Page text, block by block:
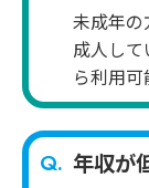
未成年の
成人し
ら利用可
年収が